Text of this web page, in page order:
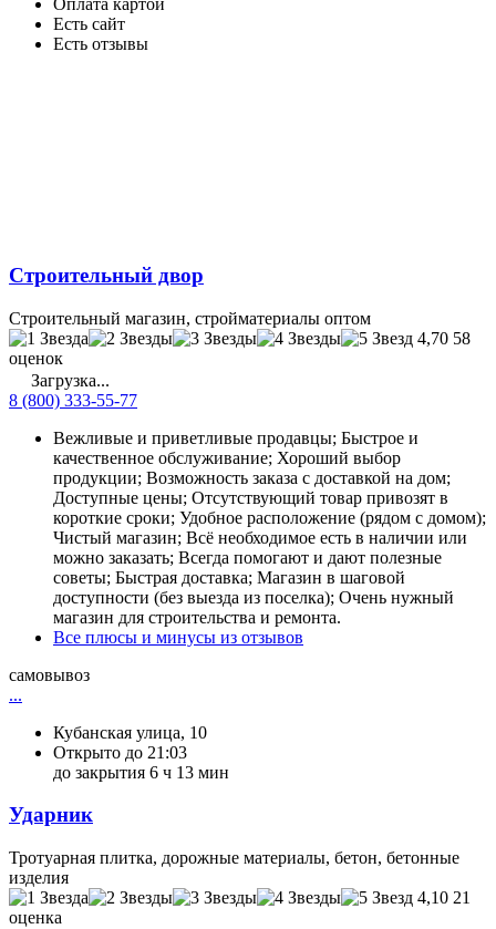
Оплата картой
Есть сайт
Есть отзывы
Строительный двор
Строительный магазин, стройматериалы оптом
4,70 58
оценок
Загрузка...
8 (800) 333-55-77
Вежливые и приветливые продавцы; Быстрое и
качественное обслуживание; Хороший выбор
продукции; Возможность заказа с доставкой на дом;
Доступные цены; Отсутствующий товар привозят в
короткие сроки; Удобное расположение (рядом с домом);
Чистый магазин; Всё необходимое есть в наличии или
можно заказать; Всегда помогают и дают полезные
советы; Быстрая доставка; Магазин в шаговой
доступности (без выезда из поселка); Очень нужный
магазин для строительства и ремонта.
Все плюсы и минусы из отзывов
самовывоз
...
Кубанская улица, 10
Открыто до 21:03
до закрытия 6 ч 13 мин
Ударник
Тротуарная плитка, дорожные материалы, бетон, бетонные
изделия
4,10 21
оценка